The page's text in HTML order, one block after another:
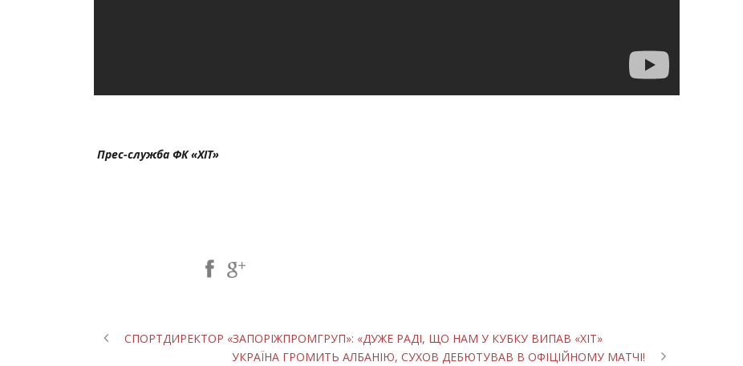
Прес-служба ФК «ХІТ»
СПОРТДИРЕКТОР «ЗАПОРІЖПРОМГРУП»: «ДУЖЕ РАДІ, ЩО НАМ У КУБКУ ВИПАВ «ХІТ»
УКРАЇНА ГРОМИТЬ АЛБАНІЮ, СУХОВ ДЕБЮТУВАВ В ОФІЦІЙНОМУ МАТЧІ!